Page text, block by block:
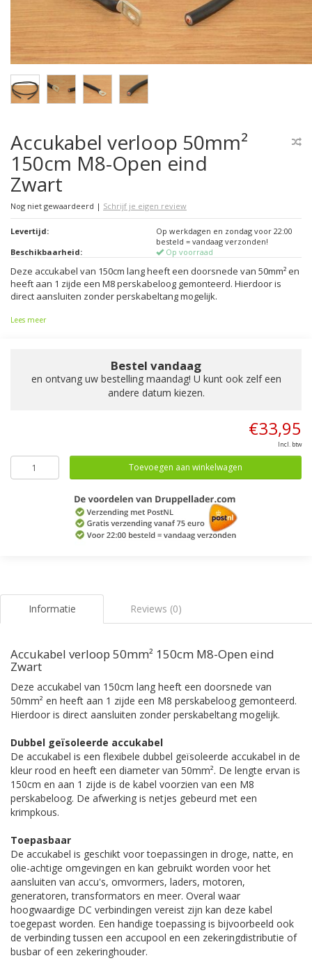
Accukabel verloop 50mm²
150cm M8-Open eind
Zwart
Nog niet gewaardeerd | Schrijf je eigen review
Levertijd:
Op werkdagen en zondag voor 22:00
besteld = vandaag verzonden!
Beschikbaarheid:
Op voorraad
Deze accukabel van 150cm lang heeft een doorsnede van 50mm² en
heeft aan 1 zijde een M8 perskabeloog gemonteerd. Hierdoor is
direct aansluiten zonder perskabeltang mogelijk.
Lees meer
Bestel vandaag
en ontvang uw bestelling maandag! U kunt ook zelf een
andere datum kiezen.
€33,95
Incl. btw
Toevoegen aan winkelwagen
Informatie Reviews (0)
Accukabel verloop 50mm² 150cm M8-Open eind
Zwart
Deze accukabel van 150cm lang heeft een doorsnede van
50mm² en heeft aan 1 zijde een M8 perskabeloog gemonteerd.
Hierdoor is direct aansluiten zonder perskabeltang mogelijk.
Dubbel geïsoleerde accukabel
De accukabel is een flexibele dubbel geïsoleerde accukabel in de
kleur rood en heeft een diameter van 50mm². De lengte ervan is
150cm en aan 1 zijde is de kabel voorzien van een M8
perskabeloog. De afwerking is netjes gebeurd met een
krimpkous.
Toepasbaar
De accukabel is geschikt voor toepassingen in droge, natte, en
olie-achtige omgevingen en kan gebruikt worden voor het
aansluiten van accu's, omvormers, laders, motoren,
generatoren, transformators en meer. Overal waar
hoogwaardige DC verbindingen vereist zijn kan deze kabel
toegepast worden. Een handige toepassing is bijvoorbeeld ook
de verbinding tussen een accupool en een zekeringdistributie of
busbar of een zekeringhouder.